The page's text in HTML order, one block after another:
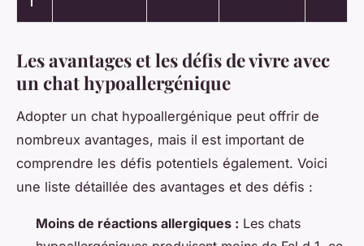
Les avantages et les défis de vivre avec
un chat hypoallergénique
Adopter un chat hypoallergénique peut offrir de
nombreux avantages, mais il est important de
comprendre les défis potentiels également. Voici
une liste détaillée des avantages et des défis :
Moins de réactions allergiques : Les chats